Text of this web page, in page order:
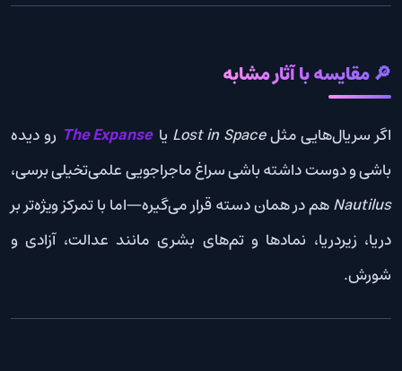
🔎 مقایسه با آثار مشابه
اگر سریال‌هایی مثلLost in Space یا The Expanse رو دیده
باشی و دوست داشته باشی سراغ ماجراجویی علمی‌تخیلی برسی،
Nautilusهم در همان دسته قرار می‌گیره—اما با تمرکز ویژه‌تر بر
دریا، زیردریا، نمادها و تم‌های بشری مانند عدالت، آزادی و
شورش.